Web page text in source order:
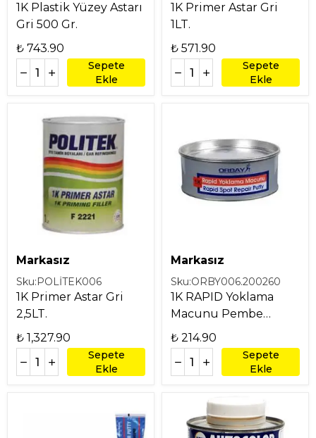
1K Plastik Yüzey Astarı
Gri 500 Gr.
₺ 743.90
Sepete
Ekle
1K Primer Astar Gri
1LT.
₺ 571.90
Sepete
Ekle
Markasız
Sku:POLİTEK006
1K Primer Astar Gri
2,5LT.
₺ 1,327.90
Sepete
Ekle
Markasız
Sku:ORBY006.200260
1K RAPID Yoklama
Macunu Pembe
0.5KG.
₺ 214.90
Sepete
Ekle